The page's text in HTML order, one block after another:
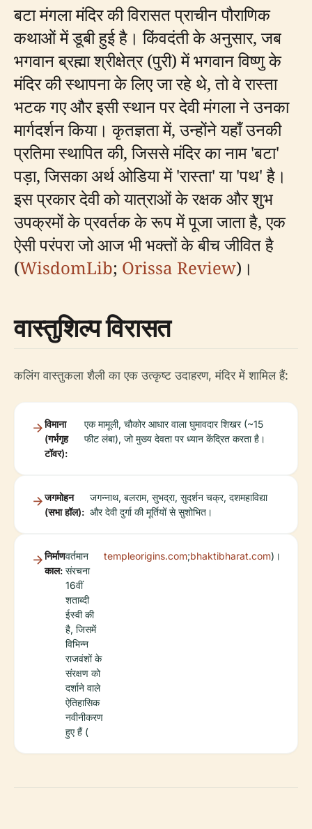
बटा मंगला मंदिर की विरासत प्राचीन पौराणिक
कथाओं में डूबी हुई है। किंवदंती के अनुसार, जब
भगवान ब्रह्मा श्रीक्षेत्र (पुरी) में भगवान विष्णु के
मंदिर की स्थापना के लिए जा रहे थे, तो वे रास्ता
भटक गए और इसी स्थान पर देवी मंगला ने उनका
मार्गदर्शन किया। कृतज्ञता में, उन्होंने यहाँ उनकी
प्रतिमा स्थापित की, जिससे मंदिर का नाम 'बटा'
पड़ा, जिसका अर्थ ओडिया में 'रास्ता' या 'पथ' है।
इस प्रकार देवी को यात्राओं के रक्षक और शुभ
उपक्रमों के प्रवर्तक के रूप में पूजा जाता है, एक
ऐसी परंपरा जो आज भी भक्तों के बीच जीवित है
(WisdomLib; Orissa Review)।
वास्तुशिल्प विरासत
कलिंग वास्तुकला शैली का एक उत्कृष्ट उदाहरण, मंदिर में शामिल हैं:
विमाना
(गर्भगृह
टॉवर):
एक मामूली, चौकोर आधार वाला घुमावदार शिखर (~15
फीट लंबा), जो मुख्य देवता पर ध्यान केंद्रित करता है।
जगमोहन
(सभा हॉल):
जगन्नाथ, बलराम, सुभद्रा, सुदर्शन चक्र, दशमहाविद्या
और देवी दुर्गा की मूर्तियों से सुशोभित।
निर्माण
काल:
वर्तमान
संरचना
16वीं
शताब्दी
ईस्वी की
है, जिसमें
विभिन्न
राजवंशों के
संरक्षण को
दर्शाने वाले
ऐतिहासिक
नवीनीकरण
हुए हैं (
templeorigins.com;bhaktibharat.com)।